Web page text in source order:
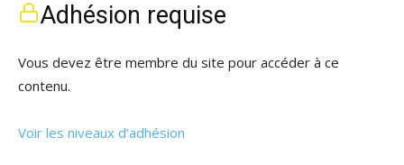
Adhésion requise
Vous devez être membre du site pour accéder à ce
contenu.
Voir les niveaux d’adhésion